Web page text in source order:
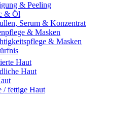
& Peeling
& Öl
Serum & Konzentrat
& Masken
& Masken
Haut
Haut
/ fettige Haut